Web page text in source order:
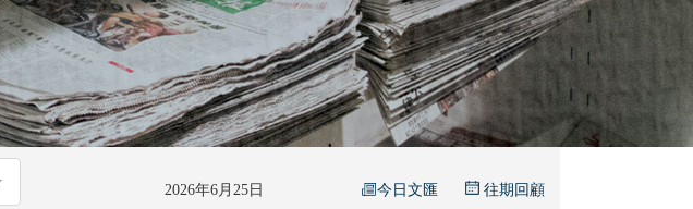
香港文匯報 2026年6月25日 今日文匯 往期回顧